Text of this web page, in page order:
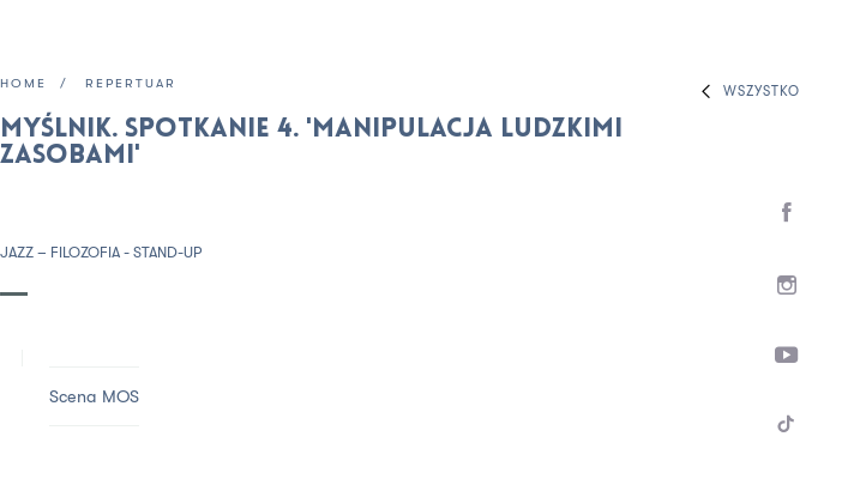
WSZYSTKO
HOME REPERTUAR
MYŚLNIK. Spotkanie 4. 'Manipulacja ludzkimi
zasobami'
JAZZ – FILOZOFIA - STAND-UP
Scena MOS